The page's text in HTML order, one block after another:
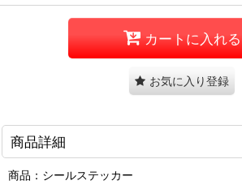
カートに入れる
お気に入り登録
商品詳細
商品：シールステッカー